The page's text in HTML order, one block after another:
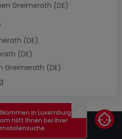
Greimerath (DE)
(DE)
(DE)
Greimerath (DE)
Schließen
in Luxemburg!
hilft Ihnen bei Ihrer